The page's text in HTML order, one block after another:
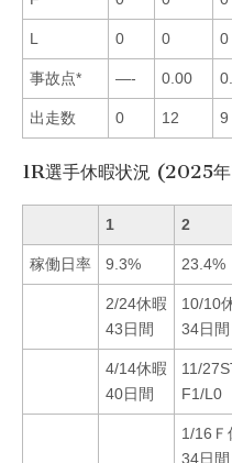
L 0 0 0
事故点* —- 0.00
出走数 0 12 9
1R選手休暇状況 (2025年
1 2
稼働日率 9.3% 23.4%
2/24休暇
43日間
10/10
34日間
4/14休暇
40日間
11/
F1/L0
1/16Ｆ
34日間